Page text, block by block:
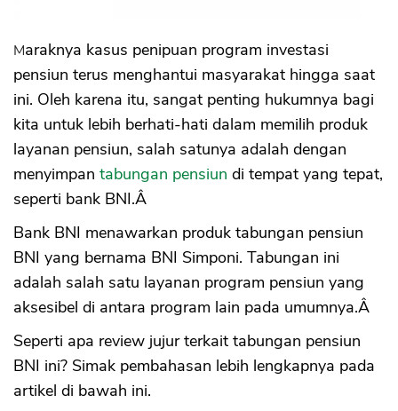
Maraknya kasus penipuan program investasi
pensiun terus menghantui masyarakat hingga saat
ini. Oleh karena itu, sangat penting hukumnya bagi
kita untuk lebih berhati-hati dalam memilih produk
layanan pensiun, salah satunya adalah dengan
menyimpan tabungan pensiun di tempat yang tepat,
seperti bank BNI.Â
Bank BNI menawarkan produk tabungan pensiun
BNI yang bernama BNI Simponi. Tabungan ini
adalah salah satu layanan program pensiun yang
aksesibel di antara program lain pada umumnya.Â
Seperti apa review jujur terkait tabungan pensiun
BNI ini? Simak pembahasan lebih lengkapnya pada
artikel di bawah ini.